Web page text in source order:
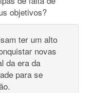
objetivos?
ter um alto
novas
da era da
para se